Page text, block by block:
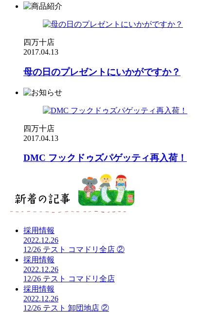
四万十店
2017.04.13
母の日のプレゼントにいかがですか？
四万十店
2017.04.13
DMC フックドゥズパゲッティ再入荷！
採用情報
2022.12.26
12/26 テスト コマドリ全店 ②
採用情報
2022.12.26
12/26 テスト コマドリ全店
採用情報
2022.12.26
12/26 テスト 卸団地店 ②